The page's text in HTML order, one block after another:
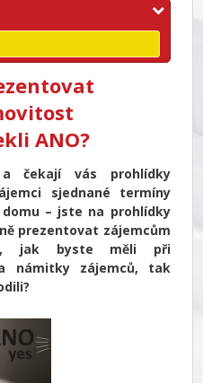
ANO?
čekají vás prohlídky
sjednané termíny
– jste na prohlídky
prezentovat zájemcům
jak byste měli při
námitky zájemců, tak